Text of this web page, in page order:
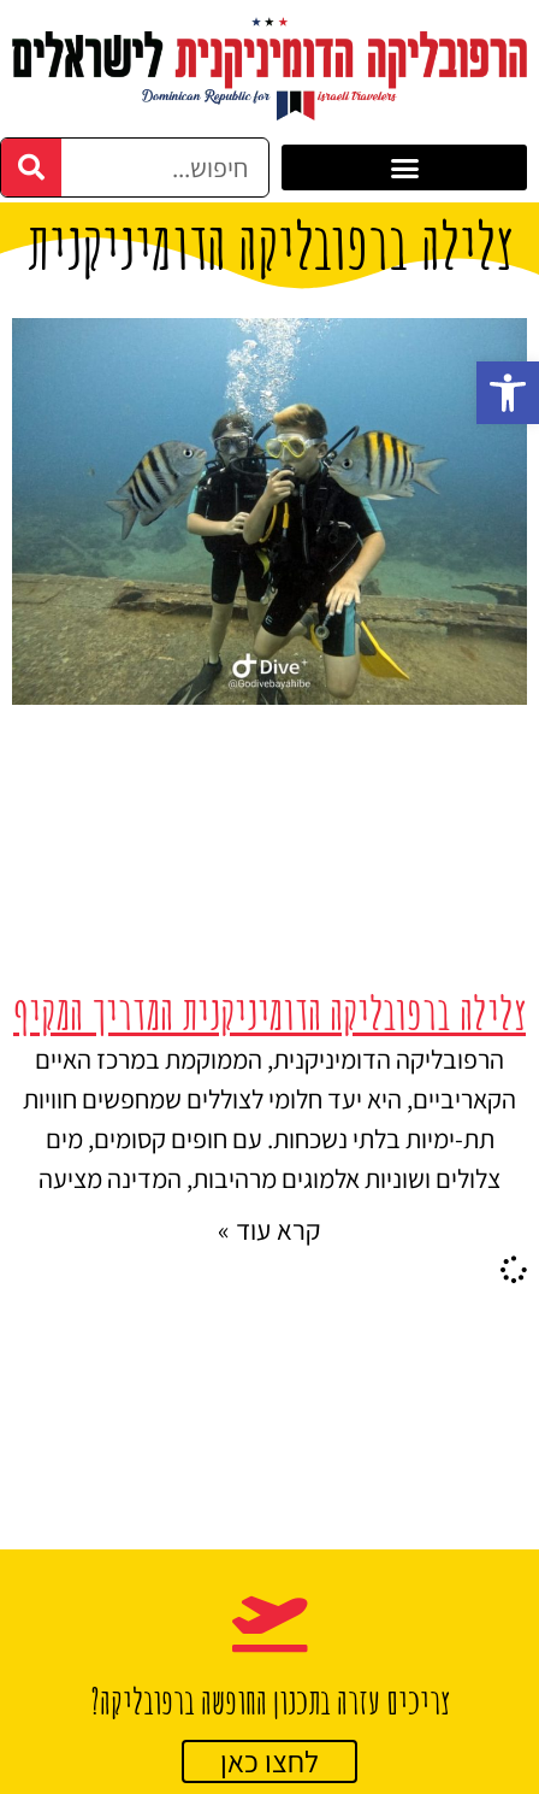
צלילה ברפובליקה הדומיניקנית
צלילה ברפובליקה הדומיניקנית המדריך המקיף
הרפובליקה הדומיניקנית, הממוקמת במרכז האיים
הקאריביים, היא יעד חלומי לצוללים שמחפשים חוויות
תת-ימיות בלתי נשכחות. עם חופים קסומים, מים
צלולים ושוניות אלמוגים מרהיבות, המדינה מציעה
קרא עוד »
צריכים עזרה בתכנון החופשה ברפובליקה?
לחצו כאן
פתח סרגל נגישות